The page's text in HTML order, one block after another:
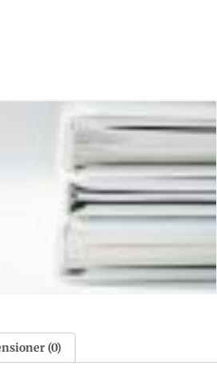
(0)